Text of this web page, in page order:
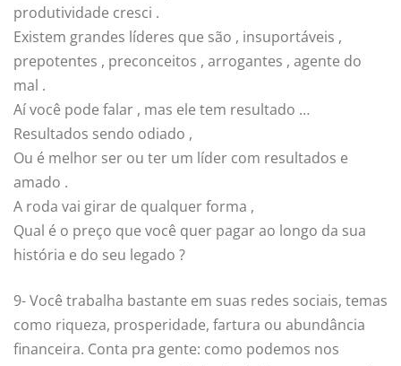
produtividade cresci .
Existem grandes líderes que são , insuportáveis ,
prepotentes , preconceitos , arrogantes , agente do
mal .
Aí você pode falar , mas ele tem resultado …
Resultados sendo odiado ,
Ou é melhor ser ou ter um líder com resultados e
amado .
A roda vai girar de qualquer forma ,
Qual é o preço que você quer pagar ao longo da sua
história e do seu legado ?
9- Você trabalha bastante em suas redes sociais, temas
como riqueza, prosperidade, fartura ou abundância
financeira. Conta pra gente: como podemos nos